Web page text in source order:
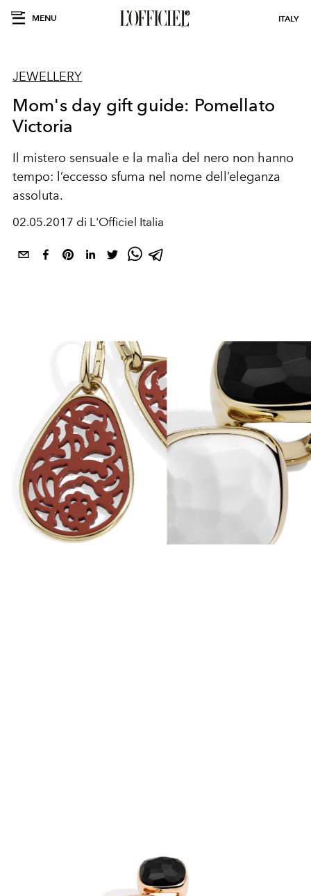
MENU ITALY
JEWELLERY
Mom's day gift guide: Pomellato
Victoria
Il mistero sensuale e la malìa del nero non hanno
tempo: l’eccesso sfuma nel nome dell’eleganza
assoluta.
02.05.2017 di L'Officiel Italia